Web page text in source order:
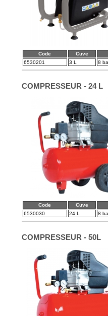
Code
Cuve
6530201
3 L 8
COMPRESSEUR - 24 L
Code
Cuve
6530030
24 L 8
COMPRESSEUR - 50L